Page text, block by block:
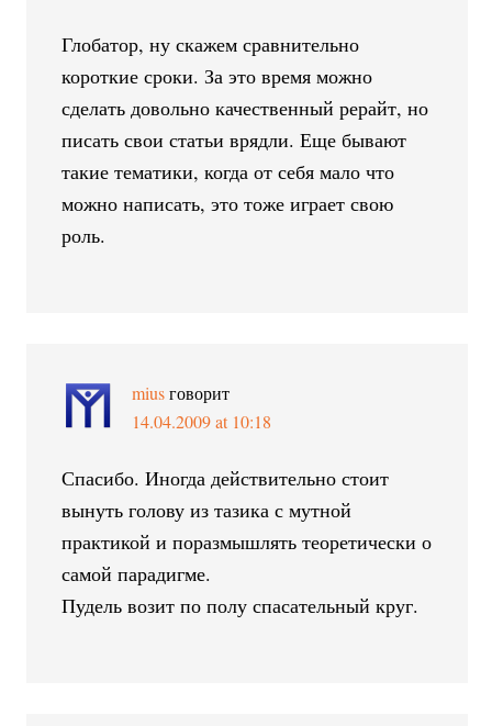
Глобатор, ну скажем сравнительно
короткие сроки. За это время можно
сделать довольно качественный рерайт, но
писать свои статьи врядли. Еще бывают
такие тематики, когда от себя мало что
можно написать, это тоже играет свою
роль.
mius говорит
14.04.2009 at 10:18
Спасибо. Иногда действительно стоит
вынуть голову из тазика с мутной
практикой и поразмышлять теоретически о
самой парадигме.
Пудель возит по полу спасательный круг.